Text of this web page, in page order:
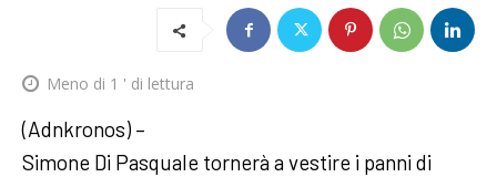
Meno di 1 ' di lettura
(Adnkronos) –
Simone Di Pasquale tornerà a vestire i panni di